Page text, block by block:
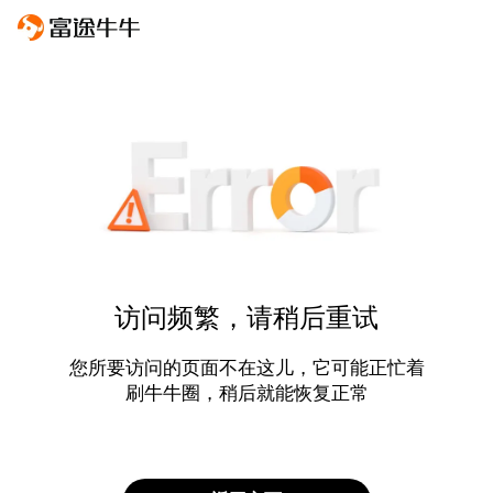
访问频繁，请稍后重试
您所要访问的页面不在这儿，它可能正忙着
刷牛牛圈，稍后就能恢复正常